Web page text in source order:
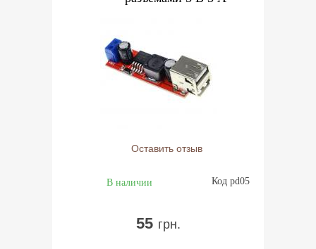
Оставить отзыв
В наличии Код pd05
55 грн.